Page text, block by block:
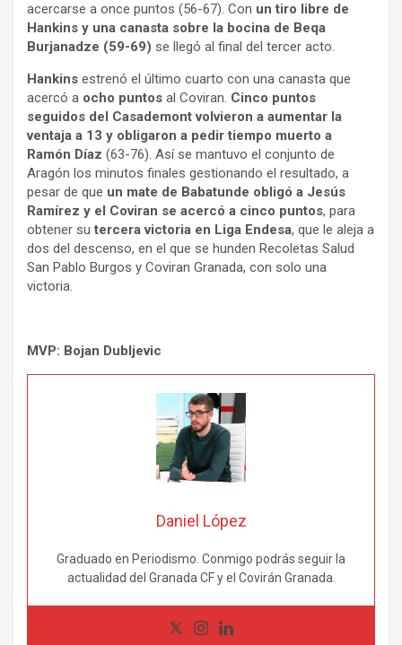
acercarse a once puntos (56-67). Con un tiro libre de
Hankins y una canasta sobre la bocina de Beqa
Burjanadze (59-69) se llegó al final del tercer acto.
Hankins estrenó el último cuarto con una canasta que
acercó a ocho puntos al Coviran. Cinco puntos
seguidos del Casademont volvieron a aumentar la
ventaja a 13 y obligaron a pedir tiempo muerto a
Ramón Díaz (63-76). Así se mantuvo el conjunto de
Aragón los minutos finales gestionando el resultado, a
pesar de que un mate de Babatunde obligó a Jesús
Ramírez y el Coviran se acercó a cinco puntos, para
obtener sutercera victoria en Liga Endesa, que le aleja a
dos del descenso, en el que se hunden Recoletas Salud
San Pablo Burgos y Coviran Granada, con solo una
victoria.
MVP: Bojan Dubljevic
Daniel López
Graduado en Periodismo. Conmigo podrás seguir la
actualidad del Granada CF y el Covirán Granada.